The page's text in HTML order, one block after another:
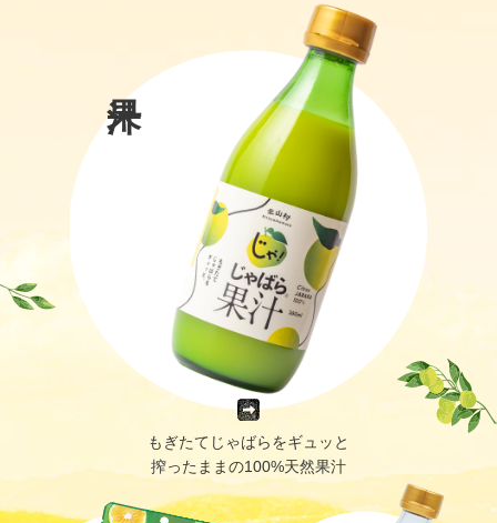
もぎたてじゃばらをギュッと
搾ったままの100%天然果汁